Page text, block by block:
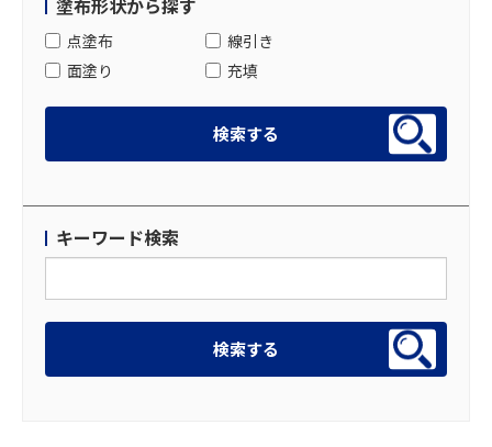
塗布形状から探す
点塗布
線引き
面塗り
充填
キーワード検索